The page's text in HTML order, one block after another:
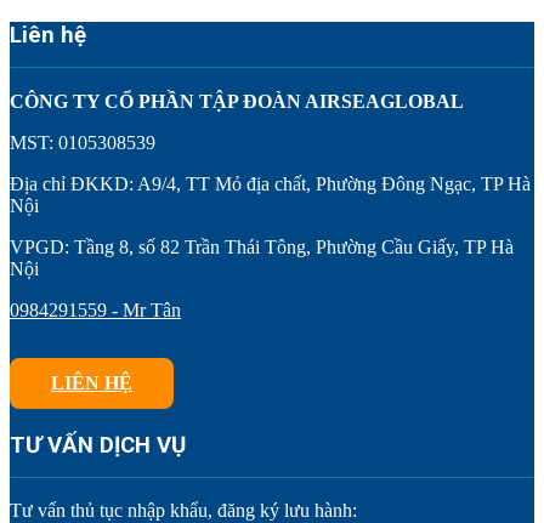
Liên hệ
CÔNG TY CỔ PHẦN TẬP ĐOÀN AIRSEAGLOBAL
MST: 0105308539
Địa chỉ ĐKKD: A9/4, TT Mỏ địa chất, Phường Đông Ngạc, TP Hà
Nội
VPGD: Tầng 8, số 82 Trần Thái Tông, Phường Cầu Giấy, TP Hà
Nội
0984291559 - Mr Tân
LIÊN HỆ
TƯ VẤN DỊCH VỤ
Tư vấn thủ tục nhập khẩu, đăng ký lưu hành: